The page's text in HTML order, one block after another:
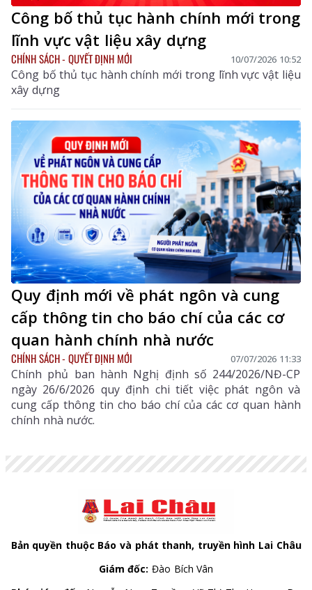
Công bố thủ tục hành chính mới trong
lĩnh vực vật liệu xây dựng
CHÍNH SÁCH - QUYẾT ĐỊNH MỚI 10/07/2026 10:52
Công bố thủ tục hành chính mới trong lĩnh vực vật liệu
xây dựng
Quy định mới về phát ngôn và cung
cấp thông tin cho báo chí của các cơ
quan hành chính nhà nước
CHÍNH SÁCH - QUYẾT ĐỊNH MỚI 07/07/2026 11:33
Chính phủ ban hành Nghị định số 244/2026/NĐ-CP
ngày 26/6/2026 quy định chi tiết việc phát ngôn và
cung cấp thông tin cho báo chí của các cơ quan hành
chính nhà nước.
Bản quyền thuộc Báo và phát thanh, truyền hình Lai Châu
Giám đốc: Đào Bích Vân